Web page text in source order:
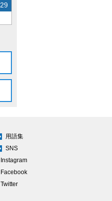
29
用語集
SNS
Instagram
Facebook
Twitter